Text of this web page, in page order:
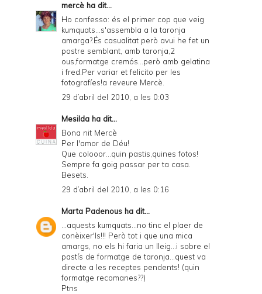
mercè ha dit...
Ho confesso: és el primer cop que veig
kumquats...s'assembla a la taronja
amarga?.És casualitat però avui he fet un
postre semblant, amb taronja,2
ous,formatge cremós...però amb gelatina
i fred.Per variar et felicito per les
fotografíes!a reveure Mercè.
29 d’abril del 2010, a les 0:03
Mesilda ha dit...
Bona nit Mercè
Per l'amor de Déu!
Que colooor...quin pastis,quines fotos!
Sempre fa goig passar per ta casa.
Besets.
29 d’abril del 2010, a les 0:16
Marta Padenous ha dit...
...aquests kumquats...no tinc el plaer de
conèixer'ls!!! Però tot i que una mica
amargs, no els hi faria un lleig...i sobre el
pastís de formatge de taronja...quest va
directe a les receptes pendents! (quin
formatge recomanes??)
Ptns